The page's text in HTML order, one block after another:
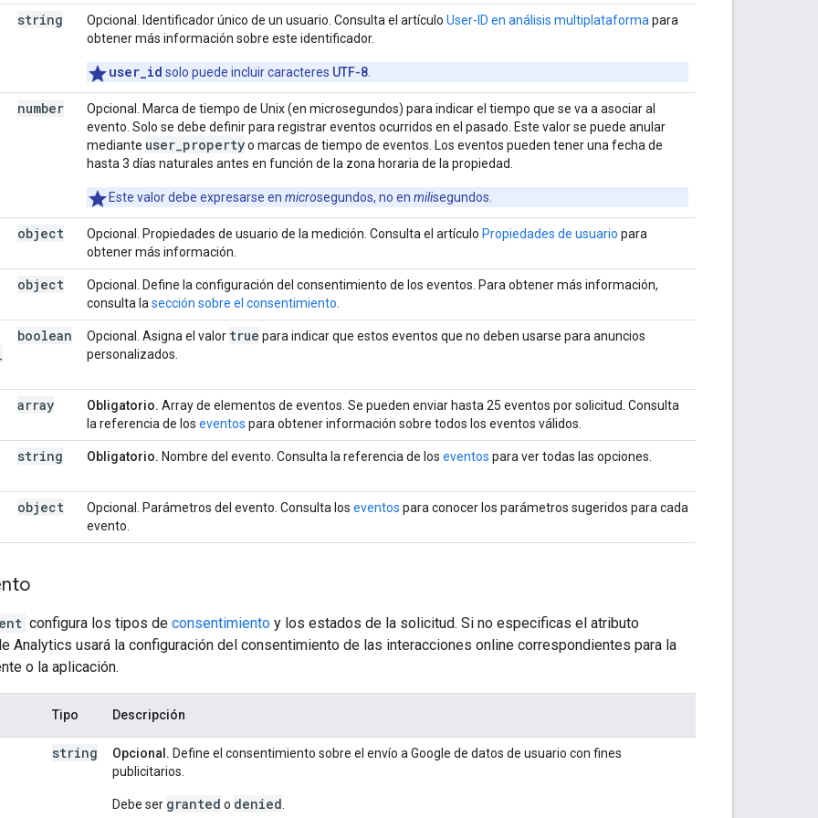
string Opcional. Identificador único de un usuario. Consulta el artículo User-ID en análisis multiplataforma para
obtener más información sobre este identificador.
user_id solo puede incluir caracteres UTF-8
number
Opcional. Marca de tiempo de Unix (en microsegundos) para indicar el tiempo que se va a asociar al
evento. Solo se debe definir para registrar eventos ocurridos en el pasado. Este valor se puede anular
mediante user_propertyo marcas de tiempo de eventos. Los eventos pueden tener una fecha de
hasta 3 días naturales antes en función de la zona horaria de la propiedad.
Este valor debe expresarse en microsegundos, no en milisegundos.
object Opcional. Propiedades de usuario de la medición. Consulta el artículo Propiedades de usuario para
obtener más información.
object
Opcional. Define la configuración del consentimiento de los eventos. Para obtener más información,
consulta la sección sobre el consentimiento
boolean Opcional. Asigna el valor true para indicar que estos eventos que no deben usarse para anuncios
personalizados.
array Obligatorio. Array de elementos de eventos. Se pueden enviar hasta 25 eventos por solicitud. Consulta
la referencia de los eventos para obtener información sobre todos los eventos válidos.
string Obligatorio. Nombre del evento. Consulta la referencia de los eventos para ver todas las opciones.
object Opcional. Parámetros del evento. Consulta los eventos para conocer los parámetros sugeridos para cada
evento.
configura los tipos de consentimiento y los estados de la solicitud. Si no especificas el atributo
Analytics usará la configuración del consentimiento de las interacciones online correspondientes para la
o la aplicación.
Tipo Descripción
string Opcional. Define el consentimiento sobre el envío a Google de datos de usuario con fines
publicitarios.
Debe ser granted o denied